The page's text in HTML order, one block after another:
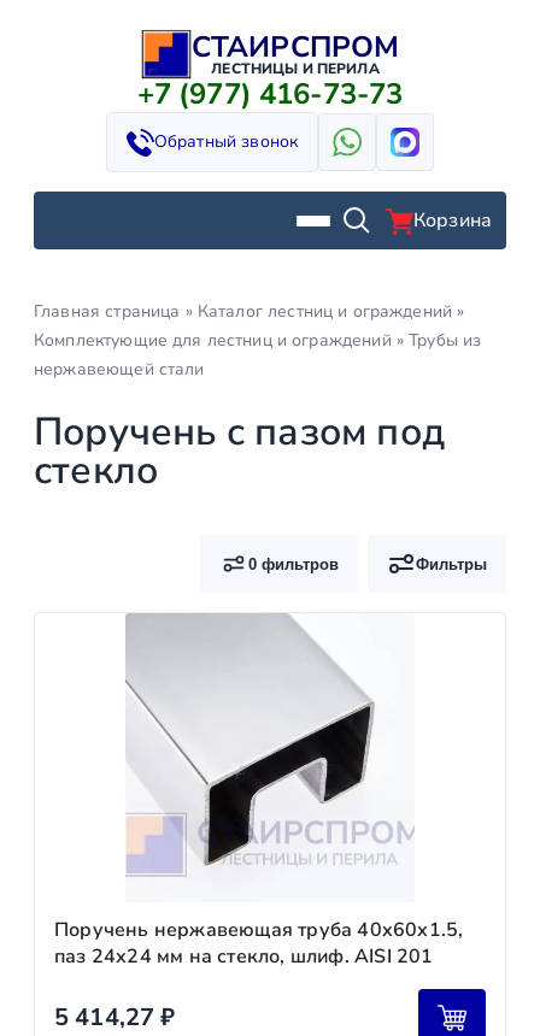
СТАИРСПРОМ
ЛЕСТНИЦЫ И ПЕРИЛА
+7 (977) 416-73-73
Обратный звонок
Корзина
Главная страница » Каталог лестниц и ограждений »
Комплектующие для лестниц и ограждений »Трубы из
нержавеющей стали
Поручень с пазом под
стекло
0 фильтров Фильтры
Поручень нержавеющая труба 40х60х1.5,
паз 24х24 мм на стекло, шлиф. AISI 201
5 414,27₽